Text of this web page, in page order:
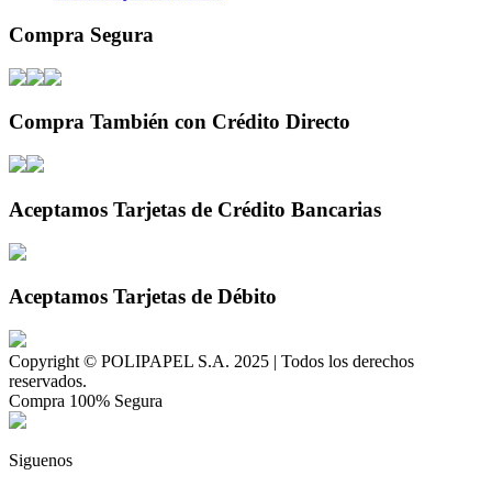
Compra Segura
Compra También con Crédito Directo
Aceptamos Tarjetas de Crédito Bancarias
Aceptamos Tarjetas de Débito
Copyright © POLIPAPEL S.A. 2025 | Todos los derechos
reservados.
Compra 100% Segura
Siguenos